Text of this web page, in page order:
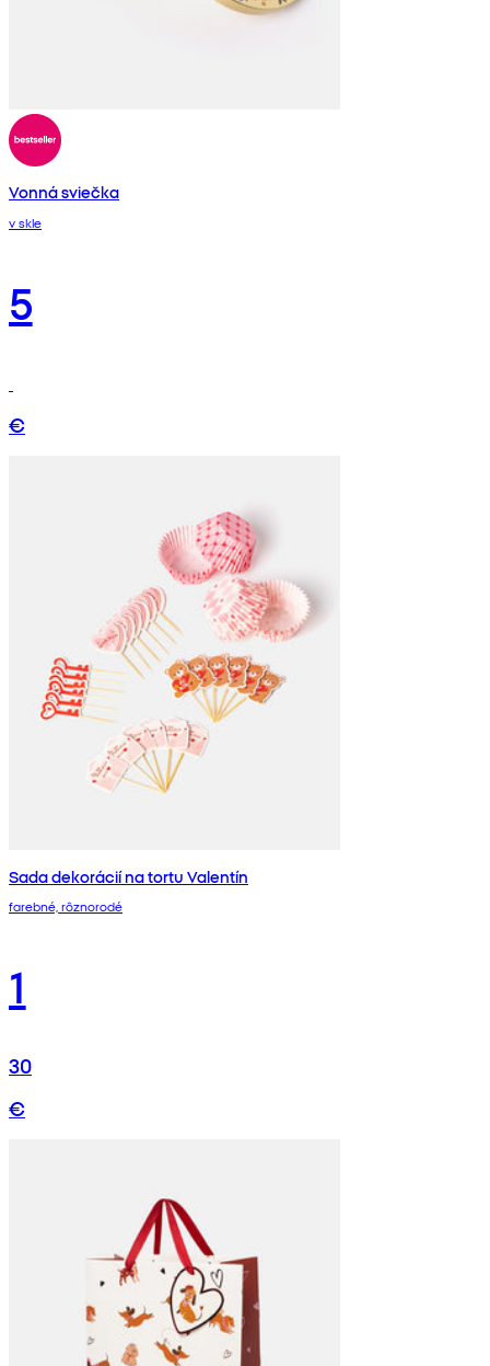
Vonná sviečka
v skle
5
€
Sada dekorácií na tortu Valentín
farebné, rôznorodé
1
30
€